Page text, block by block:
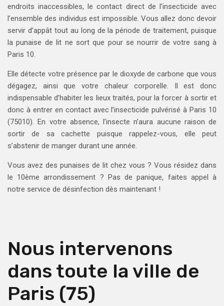
endroits inaccessibles, le contact direct de l’insecticide avec
l’ensemble des individus est impossible. Vous allez donc devoir
servir d’appât tout au long de la période de traitement, puisque
la punaise de lit ne sort que pour se nourrir de votre sang à
Paris 10.
Elle détecte votre présence par le dioxyde de carbone que vous
dégagez, ainsi que votre chaleur corporelle. Il est donc
indispensable d’habiter les lieux traités, pour la forcer à sortir et
donc à entrer en contact avec l’insecticide pulvérisé à Paris 10
(75010). En votre absence, l’insecte n’aura aucune raison de
sortir de sa cachette puisque rappelez-vous, elle peut
s’abstenir de manger durant une année.
Vous avez des punaises de lit chez vous ? Vous résidez dans
le 10ème arrondissement ? Pas de panique, faites appel à
notre service de désinfection dès maintenant !
Nous intervenons
dans toute la ville de
Paris (75)